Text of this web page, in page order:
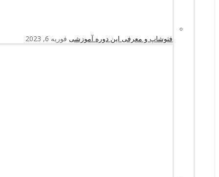
فتوشاپ و معرفی این دوره آموزشی فوریه 6, 2023